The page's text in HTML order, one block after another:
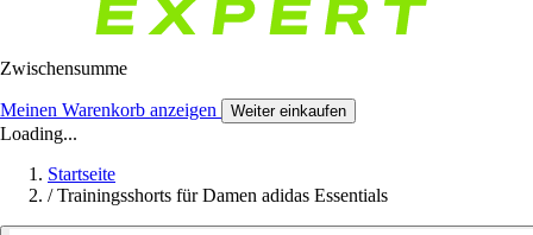
Zwischensumme
Meinen Warenkorb anzeigen Weiter einkaufen
Loading...
Startseite
/ Trainingsshorts für Damen adidas Essentials